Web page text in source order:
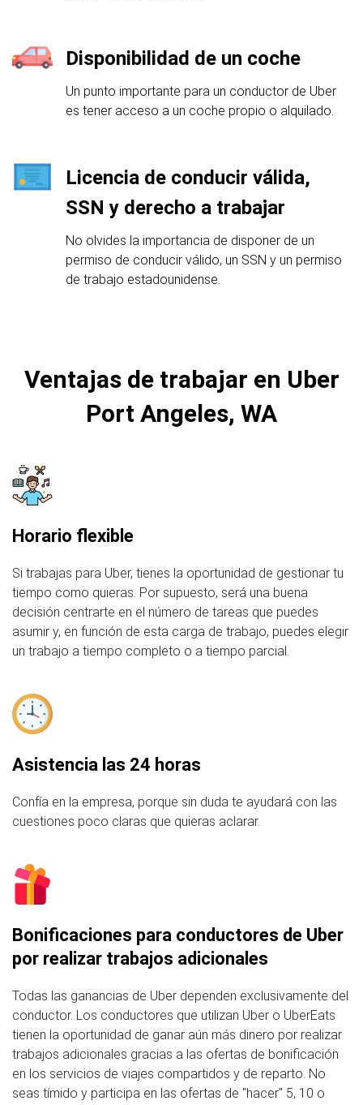
Disponibilidad de un coche
Un punto importante para un conductor de Uber
es tener acceso a un coche propio o alquilado.
Licencia de conducir válida,
SSN y derecho a trabajar
No olvides la importancia de disponer de un
permiso de conducir válido, un SSN y un permiso
de trabajo estadounidense.
Ventajas de trabajar en Uber
Port Angeles, WA
Horario flexible
Si trabajas para Uber, tienes la oportunidad de gestionar tu
tiempo como quieras. Por supuesto, será una buena
decisión centrarte en el número de tareas que puedes
asumir y, en función de esta carga de trabajo, puedes elegir
un trabajo a tiempo completo o a tiempo parcial.
Asistencia las 24 horas
Confía en la empresa, porque sin duda te ayudará con las
cuestiones poco claras que quieras aclarar.
Bonificaciones para conductores de Uber
por realizar trabajos adicionales
Todas las ganancias de Uber dependen exclusivamente del
conductor. Los conductores que utilizan Uber o UberEats
tienen la oportunidad de ganar aún más dinero por realizar
trabajos adicionales gracias a las ofertas de bonificación
en los servicios de viajes compartidos y de reparto. No
seas tímido y participa en las ofertas de "hacer" 5, 10 o